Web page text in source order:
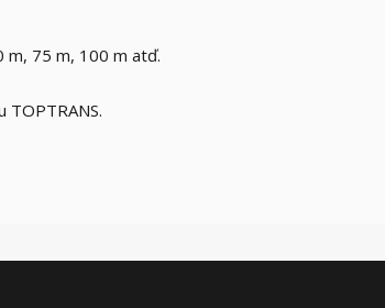
m, 75 m, 100 m atď.